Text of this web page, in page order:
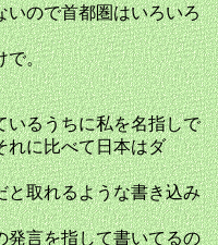
いので首都圏はいろいろ
で。
いるうちに私を名指しで
れに比べて日本はダ
と取れるような書き込み
発言を指して書いてるの